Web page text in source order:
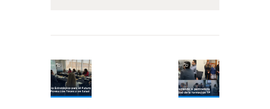
de
entradas
Previous
post: